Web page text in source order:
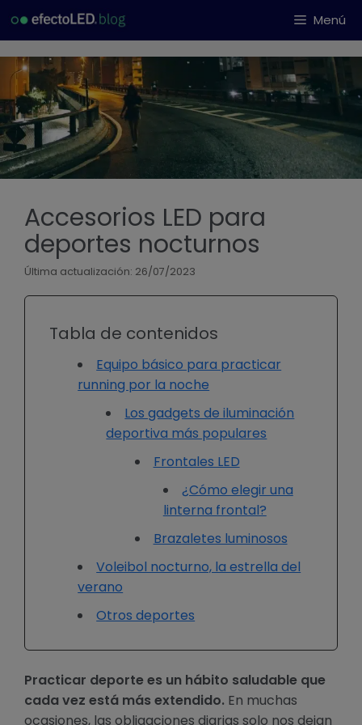
Menú
Accesorios LED para
deportes nocturnos
Última actualización: 26/07/2023
Tabla de contenidos
Equipo básico para practicar
running por la noche
Los gadgets de iluminación
deportiva más populares
Frontales LED
¿Cómo elegir una
linterna frontal?
Brazaletes luminosos
Voleibol nocturno, la estrella del
verano
Otros deportes
Practicar deporte es un hábito saludable que
cada vez está más extendido. En muchas
ocasiones, las obligaciones diarias solo nos dejan